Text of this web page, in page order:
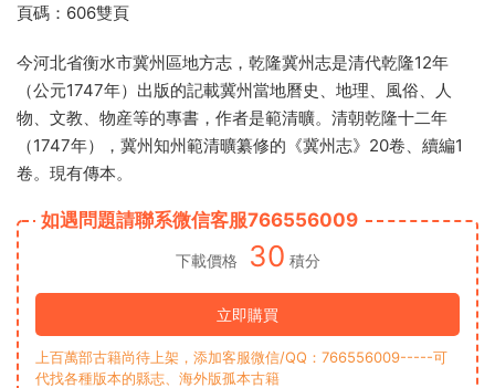
頁碼：606雙頁
今河北省衡水市冀州區地方志，乾隆冀州志是清代乾隆12年
（公元1747年）出版的記載冀州當地曆史、地理、風俗、人
物、文教、物産等的專書，作者是範清曠。清朝乾隆十二年
（1747年），冀州知州範清曠纂修的《冀州志》20卷、續編1
卷。現有傳本。
如遇問題請聯系微信客服766556009
下載價格 30 積分
立即購買
上百萬部古籍尚待上架，添加客服微信/QQ：766556009-----可
代找各種版本的縣志、海外版孤本古籍